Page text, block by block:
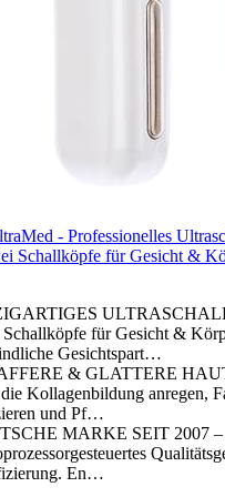
- Professionelles
Schallköpfe für Gesicht &
für Gesicht &
Gesichtspart…
& GLATTERE
Kollagenbildung anregen,
und Pf…
MARKE SEIT 2007 –
En…